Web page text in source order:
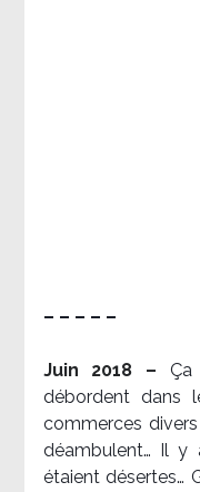
– – – – –
Juin 2018 –
débordent dans
commerces
déambulent… Il y
étaient désertes…